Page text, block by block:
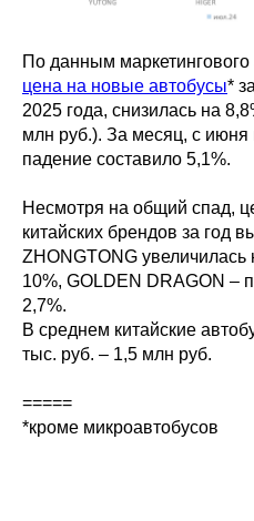
По данным
цена на новые автобусы*
2025 года, снизилась на
млн руб.). За месяц, с июня
падение составило 5,1%.
Несмотря на общий спад,
китайских брендов за год
ZHONGTONG увеличилась
10%, GOLDEN DRAGON –
2,7%.
В среднем китайские
тыс. руб. – 1,5 млн руб.
=====
*кроме микроавтобусов